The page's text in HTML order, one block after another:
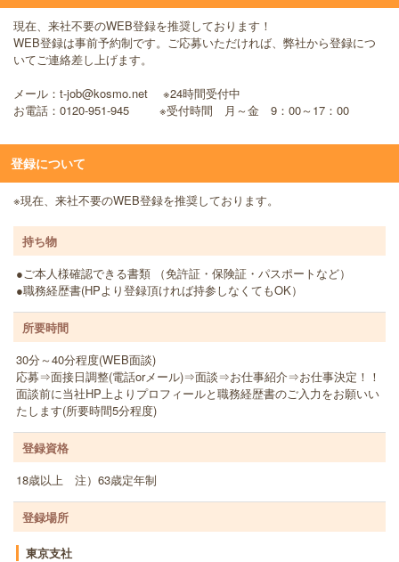
現在、来社不要のWEB登録を推奨しております！
WEB登録は事前予約制です。ご応募いただければ、弊社から登録につ
いてご連絡差し上げます。
メール：t-job@kosmo.net ※24時間受付中
お電話：0120-951-945 ※受付時間 月～金 9：00～17：00
登録について
※現在、来社不要のWEB登録を推奨しております。
持ち物
●ご本人様確認できる書類 （免許証・保険証・パスポートなど）
●職務経歴書(HPより登録頂ければ持参しなくてもOK）
所要時間
30分～40分程度(WEB面談)
応募⇒面接日調整(電話orメール)⇒面談⇒お仕事紹介⇒お仕事決定！！
面談前に当社HP上よりプロフィールと職務経歴書のご入力をお願いい
たします(所要時間5分程度)
登録資格
18歳以上 注）63歳定年制
登録場所
東京支社